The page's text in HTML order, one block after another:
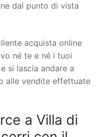
dal punto di vista
acquista online
né te e né i tuoi
si lascia andare a
alle vendite effettuate
a Villa di